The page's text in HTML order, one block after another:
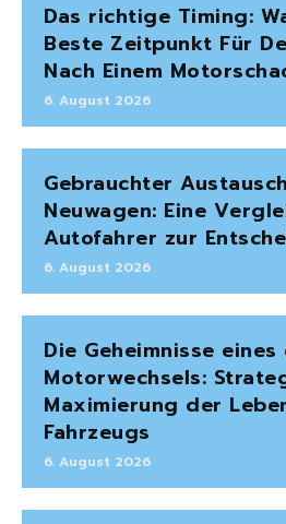
Das richtige Timing:
Beste Zeitpunkt Für
Nach Einem
6. August 2026
Gebrauchter
Neuwagen: Eine
Autofahrer zur
6. August 2026
Die Geheimnisse
Motorwechsels:
Maximierung der
Fahrzeugs
6. August 2026